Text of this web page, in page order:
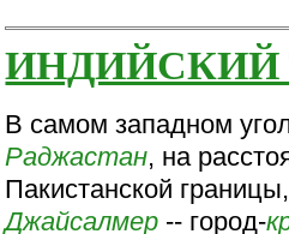
ИНДИЙСКИЙ
В самом западном
Раджастан, на
Пакистанской
Джайсалмер -- город-